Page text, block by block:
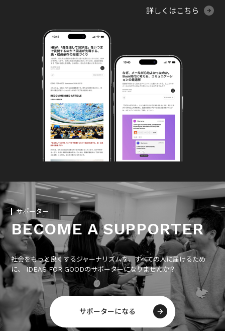
詳しくはこちら
サポーター
BECOME A SUPPORTER
社会をもっと良くするジャーナリズムを、すべての人に届けるため
に、 IDEAS FOR GOODのサポーターになりませんか？
サポーターになる